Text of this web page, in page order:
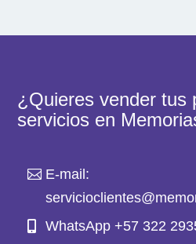
¿Quieres vender tus
servicios en
E-mail:
WhatsApp +57 322